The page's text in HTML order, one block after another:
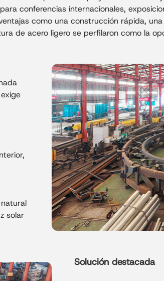
caliente para lograr
Este centro de
rendimiento de las
adecuada para sedes de
públicos.
conferencias internacionales,
como una construcción rápida,
de acero ligero se perfilaron como la
solar
Solución destacada